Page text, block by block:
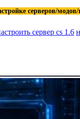
серверов/модов/
сервер cs 1.6